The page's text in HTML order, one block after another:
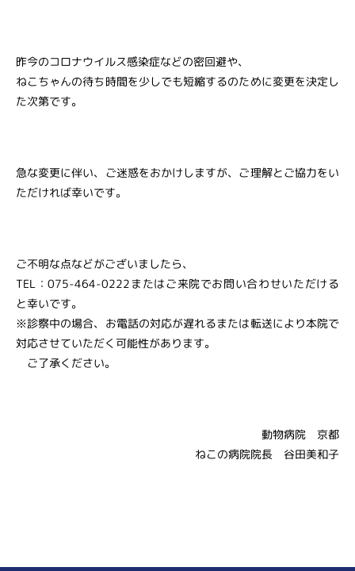
昨今のコロナウイルス感染症などの密回避や、
ねこちゃんの待ち時間を少しでも短縮するのために変更を決定し
た次第です。
急な変更に伴い、ご迷惑をおかけしますが、ご理解とご協力をい
ただければ幸いです。
ご不明な点などがございましたら、
TEL：075-464-0222またはご来院でお問い合わせいただける
と幸いです。
※診察中の場合、お電話の対応が遅れるまたは転送により本院で
対応させていただく可能性があります。
ご了承ください。
動物病院 京都
ねこの病院院長 谷田美和子